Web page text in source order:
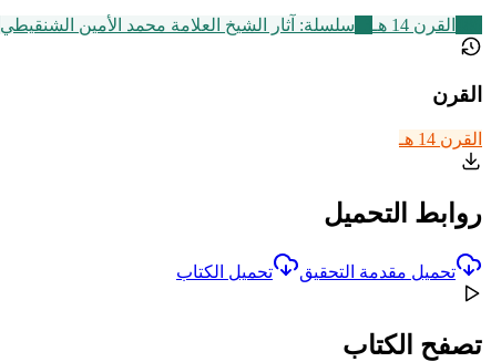
القرن 14 هـ سلسلة: آثار الشيخ العلامة محمد الأمين الشنقيطي
القرن
القرن 14 هـ
روابط التحميل
تحميل مقدمة التحقيق تحميل الكتاب
تصفح الكتاب